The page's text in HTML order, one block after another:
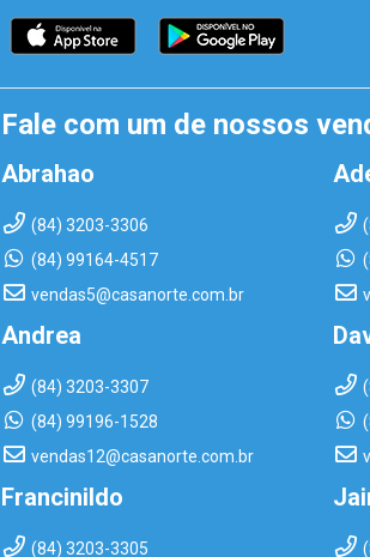
Fale com um de nossos
Abrahao
(84) 3203-3306
(84) 99164-4517
vendas5@casanorte.com.br
Andrea
(84) 3203-3307
(84) 99196-1528
vendas12@casanorte.com.br
Francinildo
(84) 3203-3305